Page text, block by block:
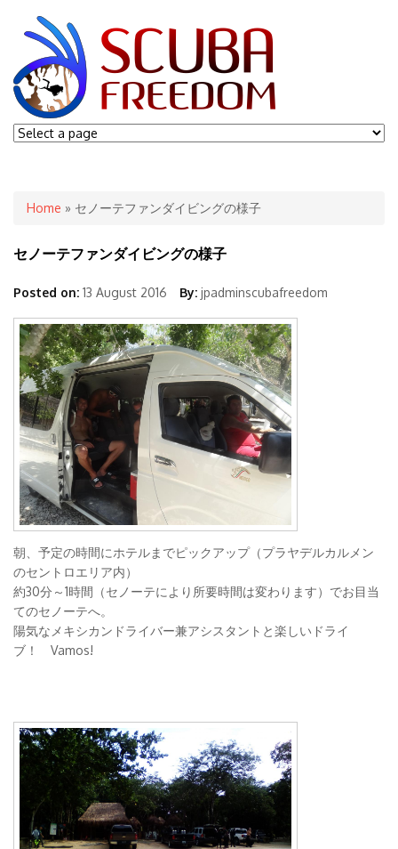
You are here
Home » セノーテファンダイビングの様子
セノーテファンダイビングの様子
Posted on: 13 August 2016 By: jpadminscubafreedom
朝、予定の時間にホテルまでピックアップ（プラヤデルカルメン
のセントロエリア内）
約30分～1時間（セノーテにより所要時間は変わります）でお目当
てのセノーテへ。
陽気なメキシカンドライバー兼アシスタントと楽しいドライ
ブ！ Vamos!